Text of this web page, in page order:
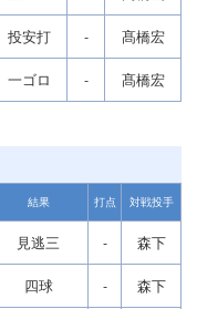
投安打 - 髙橋宏
一ゴロ - 髙橋宏
結果 打点 対戦投手
見逃三 - 森下
四球 - 森下